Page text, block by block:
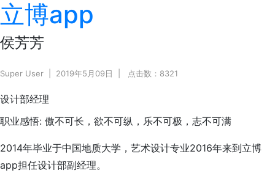
立博app
侯芳芳
Super User 2019年5月09日 点击数：8321
设计部经理
职业感悟: 傲不可长，欲不可纵，乐不可极，志不可满
2014年毕业于中国地质大学，艺术设计专业2016年来到立博
app担任设计部副经理。